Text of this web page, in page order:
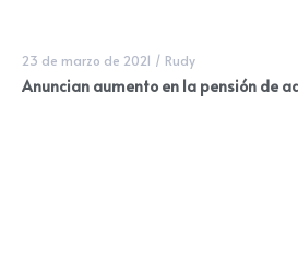
23 de marzo de 2021 / Rudy
Anuncian aumento en la pensión de